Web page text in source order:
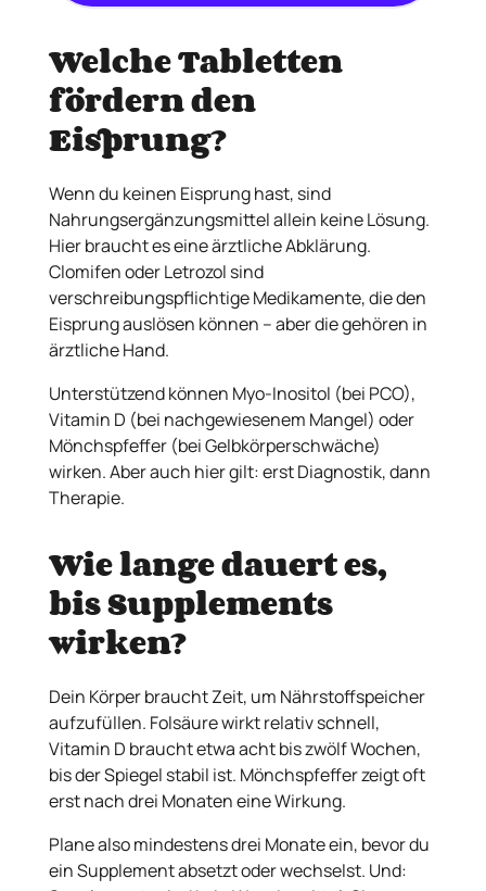
Welche Tabletten
fördern den
Eisprung?
Wenn du keinen Eisprung hast, sind
Nahrungsergänzungsmittel allein keine Lösung.
Hier braucht es eine ärztliche Abklärung.
Clomifen oder Letrozol sind
verschreibungspflichtige Medikamente, die den
Eisprung auslösen können – aber die gehören in
ärztliche Hand.
Unterstützend können Myo-Inositol (bei PCO),
Vitamin D (bei nachgewiesenem Mangel) oder
Mönchspfeffer (bei Gelbkörperschwäche)
wirken. Aber auch hier gilt: erst Diagnostik, dann
Therapie.
Wie lange dauert es,
bis Supplements
wirken?
Dein Körper braucht Zeit, um Nährstoffspeicher
aufzufüllen. Folsäure wirkt relativ schnell,
Vitamin D braucht etwa acht bis zwölf Wochen,
bis der Spiegel stabil ist. Mönchspfeffer zeigt oft
erst nach drei Monaten eine Wirkung.
Plane also mindestens drei Monate ein, bevor du
ein Supplement absetzt oder wechselst. Und: